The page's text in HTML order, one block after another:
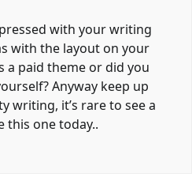
with your writing
with the layout on your
a paid theme or did you
Anyway keep up
writing, it’s rare to see a
this one today..